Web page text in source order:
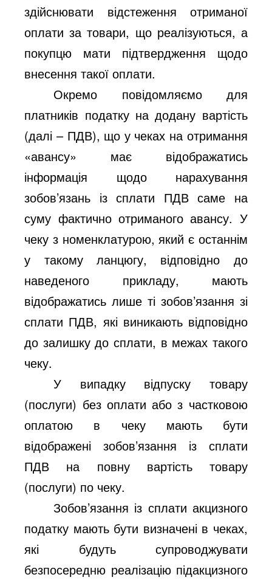
здійснювати відстеження отриманої
оплати за товари, що реалізуються, а
покупцю мати підтвердження щодо
внесення такої оплати.
Окремо повідомляємо для
платників податку на додану вартість
(далі – ПДВ), що у чеках на отримання
«авансу» має відображатись
інформація щодо нарахування
зобов’язань із сплати ПДВ саме на
суму фактично отриманого авансу. У
чеку з номенклатурою, який є останнім
у такому ланцюгу, відповідно до
наведеного прикладу, мають
відображатись лише ті зобов’язання зі
сплати ПДВ, які виникають відповідно
до залишку до сплати, в межах такого
чеку.
У випадку відпуску товару
(послуги) без оплати або з частковою
оплатою в чеку мають бути
відображені зобов’язання із сплати
ПДВ на повну вартість товару
(послуги) по чеку.
Зобов’язання із сплати акцизного
податку мають бути визначені в чеках,
які будуть супроводжувати
безпосередню реалізацію підакцизного